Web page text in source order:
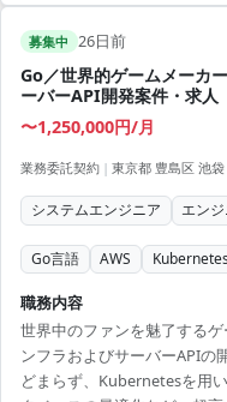
設計・実装経験 インフラ:
運用経験（EC2, S3, I...
募集中 26日前
Go／世界的ゲームメーカ
ーバーAPI開発案件・求人
〜1,250,000円/月
業務委託契約 | 東京都 豊島区 池袋
システムエンジニア エン
Go言語 AWS Kubernetes
職務内容
世界中のファンを魅了する
ンフラおよびサーバーAPIの
どまらず、Kubernetesを用